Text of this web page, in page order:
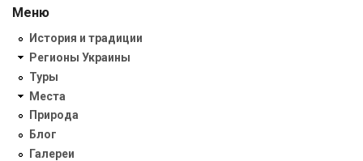
Меню
История и традиции
Регионы Украины
Туры
Места
Природа
Блог
Галереи